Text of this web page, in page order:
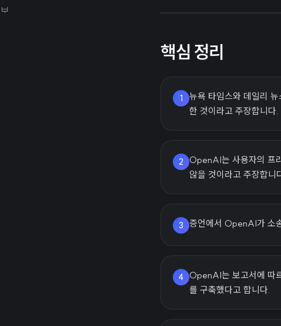
핵심 정리
1
뉴욕 타임스와 데일리
한 것이라고 주장합니다.
2
OpenAI는 사용자의 프
않을 것이라고 주장합니
3 증언에서 OpenAI가 소
4
OpenAI는 보고서에 따
를 구축했다고 합니다.